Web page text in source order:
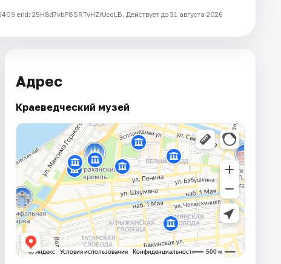
erid: 25H8d7vbP8SRTvHZrUcdLB. Действует до 31 августа 2026
Адрес
Краеведческий музей